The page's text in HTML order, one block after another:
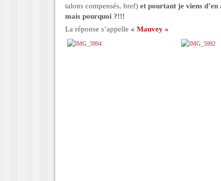
talons compensés, bref) et pourtant je viens
mais pourquoi ?!!!
La réponse s’appelle « Mauvey »